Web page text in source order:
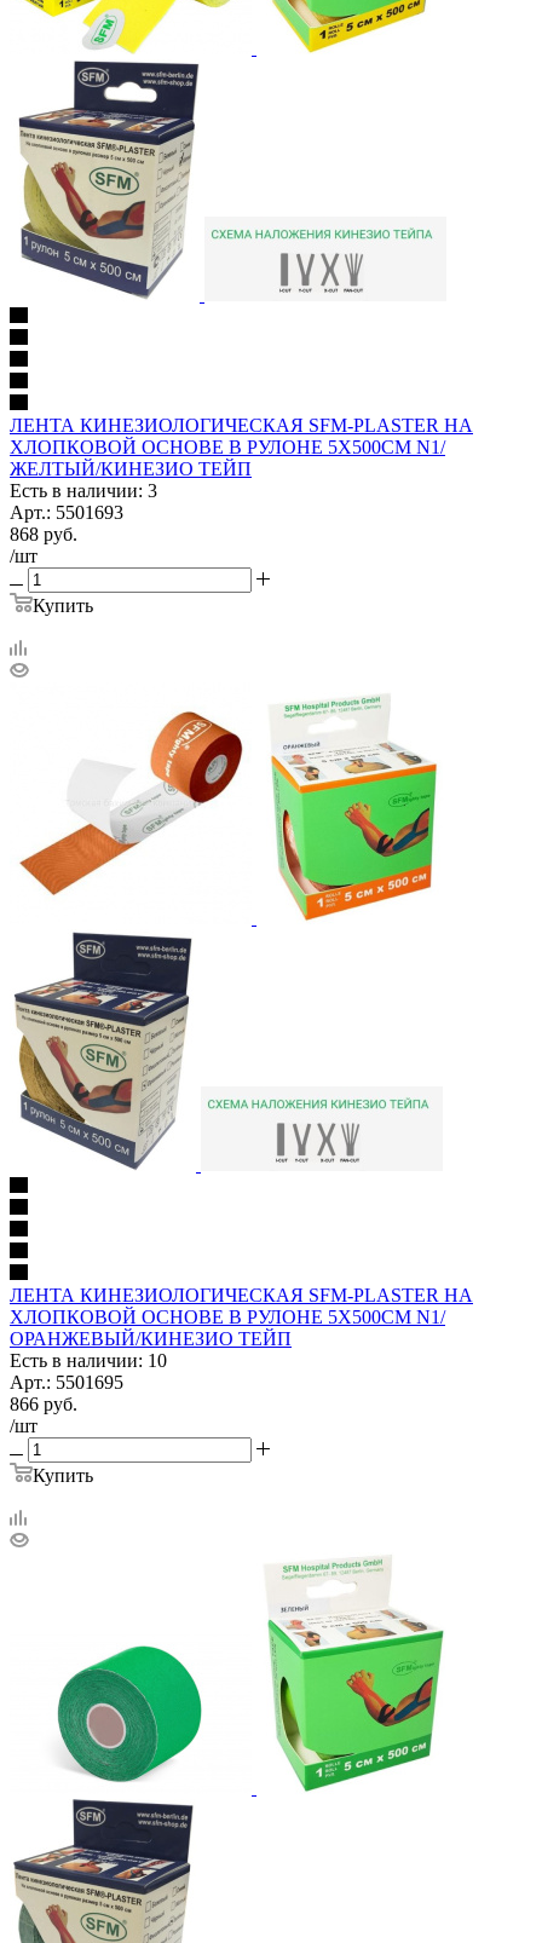
ЛЕНТА КИНЕЗИОЛОГИЧЕСКАЯ SFM-PLASTER НА
ХЛОПКОВОЙ ОСНОВЕ В РУЛОНЕ 5Х500СМ N1/
ЖЕЛТЫЙ/КИНЕЗИО ТЕЙП
Есть в наличии: 3
Арт.: 5501693
868 руб.
/шт
Купить
ЛЕНТА КИНЕЗИОЛОГИЧЕСКАЯ SFM-PLASTER НА
ХЛОПКОВОЙ ОСНОВЕ В РУЛОНЕ 5Х500СМ N1/
ОРАНЖЕВЫЙ/КИНЕЗИО ТЕЙП
Есть в наличии: 10
Арт.: 5501695
866 руб.
/шт
Купить